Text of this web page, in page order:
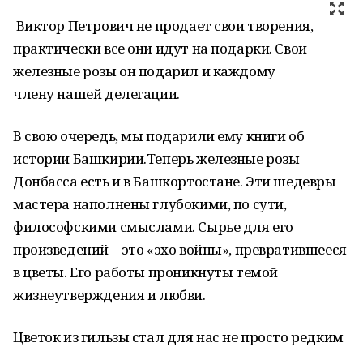
Виктор Петрович не продает свои творения,
практически все они идут на подарки. Свои
железные розы он подарил и каждому
члену нашей делегации.
В свою очередь, мы подарили ему книги об
истории Башкирии.Теперь железные розы
Донбасса есть и в Башкортостане. Эти шедевры
мастера наполнены глубокими, по сути,
философскими смыслами. Сырье для его
произведений – это «эхо войны», превратившееся
в цветы. Его работы проникнуты темой
жизнеутверждения и любви.
Цветок из гильзы стал для нас не просто редким